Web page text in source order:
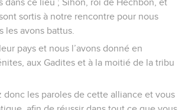
dans ce lieu ; Sihôn, roi de Hechbôn, et
sortis à notre rencontre pour nous
les avons battus.
pays et nous l’avons donné en
aux Gadites et à la moitié de la tribu
donc les paroles de cette alliance et vous